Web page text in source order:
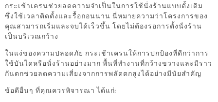
กระเช้าเครนช่วยลดความจำเป็นในการใช้นั่งร้านแบบดั้งเดิม
ซึ่งใช้เวลาติดตั้งและรื้อถอนนาน นี่หมายความว่าโครงการของ
คุณสามารถเริ่มและจบได้เร็วขึ้น โดยไม่ต้องรอการตั้งนั่งร้าน
เป็นบริเวณกว้าง
ในแง่ของความปลอดภัย กระเช้าเครนให้การปกป้องที่ดีกว่าการ
ใช้บันไดหรือนั่งร้านอย่างมาก พื้นที่ทำงานที่กว้างขวางและมีราว
กันตกช่วยลดความเสี่ยงจากการพลัดตกสูงได้อย่างมีนัยสำคัญ
ข้อดีอื่นๆ ที่คุณควรพิจารณา ได้แก่: